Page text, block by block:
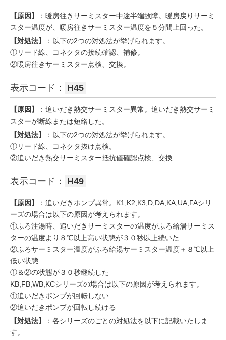
【原因】
：暖房往きサーミスター中途半端故障。暖房戻りサーミ
スター温度が、暖房往きサーミスター温度を５分間上回った。
【対処法】
：以下の2つの対処法が挙げられます。
①リード線、コネクタの接続確認、補修。
②暖房往きサーミスター点検、交換。
表示コード： H45
【原因】
：追いだき熱交サーミスター異常。追いだき熱交サーミ
スターが断線または短絡した。
【対処法】
：以下の2つの対処法が挙げられます。
①リード線、コネクタ抜け点検。
②追いだき熱交サーミスター抵抗値確認点検、交換
表示コード： H49
【原因】
：追いだきポンプ異常。K1,K2,K3,D,DA,KA,UA,FAシリ
ーズの場合は以下の原因が考えられます。
①ふろ注湯時、追いだきサーミスターの温度がふろ給湯サーミス
ターの温度より８℃以上高い状態が３０秒以上続いた
②ふろサーミスター温度がふろ給湯サーミスター温度＋８℃以上
低い状態
①＆②の状態が３０秒継続した
KB,FB,WB,KCシリーズの場合は以下の原因が考えられます。
①追いだきポンプが回転しない
②追いだきポンプが回転し続ける
【対処法】
：各シリーズのごとの対処法を以下に記載いたしま
す。